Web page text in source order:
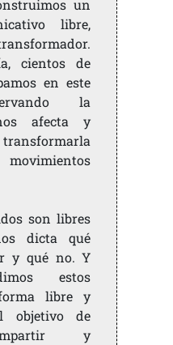
un
libre,
cientos de
en este
la
afecta y
son libres
dicta qué
y qué no. Y
estos
libre y
objetivo de
y